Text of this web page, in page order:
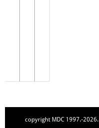
copyright MDC 1997.-2026.